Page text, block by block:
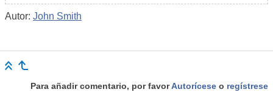
Autor: John Smith
Para añadir comentario, por favorAutorícese o regístrese